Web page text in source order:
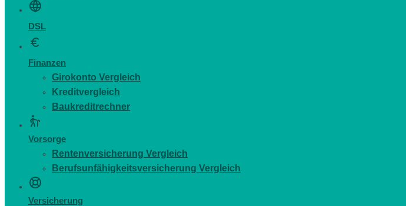
DSL
Finanzen
Girokonto Vergleich
Kreditvergleich
Baukreditrechner
Vorsorge
Rentenversicherung Vergleich
Berufsunfähigkeitsversicherung Vergleich
Versicherung